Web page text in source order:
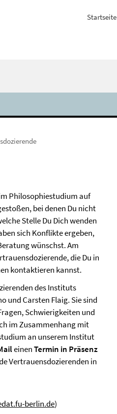
Startseite
Philosophiestudium auf
bei denen Du nicht
Stelle Du Dich wenden
sich Konflikte ergeben,
wünschst. Am
die Du in
kontaktieren kannst.
des Instituts
und Carsten Flaig. Sie sind
Schwierigkeiten und
im Zusammenhang mit
an unserem Institut
einenTermin in Präsenz
Vertrauensdozierenden in
berlin.de)